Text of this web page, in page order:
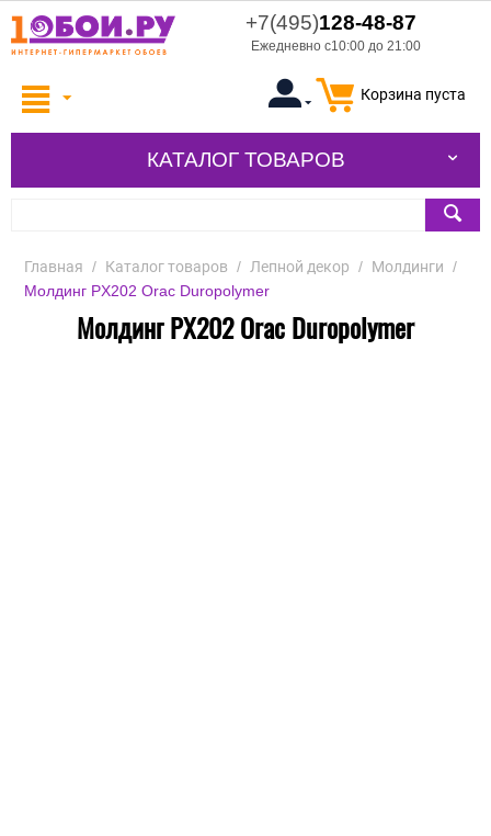
+7(495)128-48-87
Ежедневно с10:00 до 21:00
Корзина пуста
КАТАЛОГ ТОВАРОВ
Главная / Каталог товаров / Лепной декор / Молдинги /
Молдинг PX202 Orac Duropolymer
Молдинг PX202 Orac Duropolymer